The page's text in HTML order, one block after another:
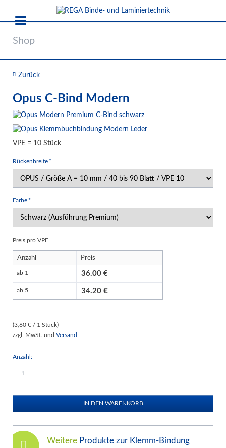
Shop
Zurück
Opus C-Bind Modern
VPE = 10 Stück
Pflichtfeld
Rückenbreite *
Pflichtfeld
Farbe *
Preis pro VPE
Anzahl Preis
ab 1 36.00
ab 5 34.20
(3,60 € / 1 Stück)
zzgl. MwSt. und Versand
Anzahl:
Weitere Produkte zur Klemm-Bindung